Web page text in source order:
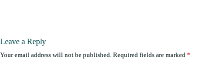
Leave a Reply
Your email address will not be published. Required fields are marked *